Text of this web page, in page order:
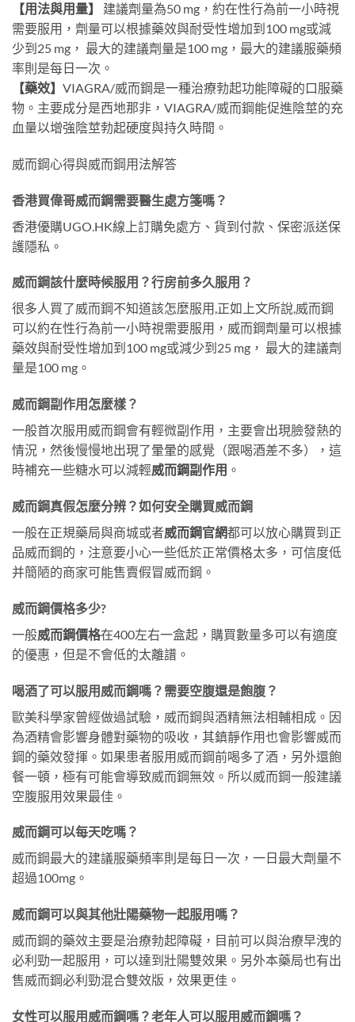
【用法與用量】
建議劑量為50 mg，約在性行為前一小時視
需要服用，劑量可以根據藥效與耐受性增加到100 mg或減
少到25 mg， 最大的建議劑量是100 mg，最大的建議服藥頻
率則是每日一次。
【藥效】 VIAGRA/威而鋼是一種治療勃起功能障礙的口服藥
物。主要成分是西地那非，VIAGRA/威而鋼能促進陰莖的充
血量以增強陰莖勃起硬度與持久時間。
威而鋼心得與威而鋼用法解答
香港買偉哥威而鋼需要醫生處方箋嗎？
香港優購UGO.HK線上訂購免處方、貨到付款、保密派送保
護隱私。
威而鋼該什麼時候服用？行房前多久服用？
很多人買了威而鋼不知道該怎麼服用,正如上文所說,威而鋼
可以約在性行為前一小時視需要服用，威而鋼劑量可以根據
藥效與耐受性增加到100 mg或減少到25 mg， 最大的建議劑
量是100 mg。
威而鋼副作用怎麼樣？
一般首次服用威而鋼會有輕微副作用，主要會出現臉發熱的
情況，然後慢慢地出現了暈暈的感覺（跟喝酒差不多），這
時補充一些糖水可以減輕威而鋼副作用 。
威而鋼真假怎麼分辨？如何安全購買威而鋼
一般在正規藥局與商城或者威而鋼官網都可以放心購買到正
品威而鋼的，注意要小心一些低於正常價格太多，可信度低
并簡陋的商家可能售賣假冒威而鋼。
威而鋼價格多少?
一般威而鋼價格在400左右一盒起，購買數量多可以有適度
的優惠，但是不會低的太離譜。
喝酒了可以服用威而鋼嗎？需要空腹還是飽腹？
歐美科學家曾經做過試驗，威而鋼與酒精無法相輔相成。因
為酒精會影響身體對藥物的吸收，其鎮靜作用也會影響威而
鋼的藥效發揮。如果患者服用威而鋼前喝多了酒，另外還飽
餐一頓，極有可能會導致威而鋼無效。所以威而鋼一般建議
空腹服用效果最佳。
威而鋼可以每天吃嗎？
威而鋼最大的建議服藥頻率則是每日一次，一日最大劑量不
超過100mg。
威而鋼可以與其他壯陽藥物一起服用嗎？
威而鋼的藥效主要是治療勃起障礙，目前可以與治療早洩的
必利勁一起服用，可以達到壯陽雙效果。另外本藥局也有出
售威而鋼必利勁混合雙效版，效果更佳。
女性可以服用威而鋼嗎？老年人可以服用威而鋼嗎？